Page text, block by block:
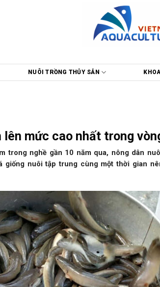
NUÔI TRỒNG THỦY SẢN
mức cao nhất trong
trong nghề gần 10 năm qua, nông dân
giống nuôi tập trung cùng một thời gian